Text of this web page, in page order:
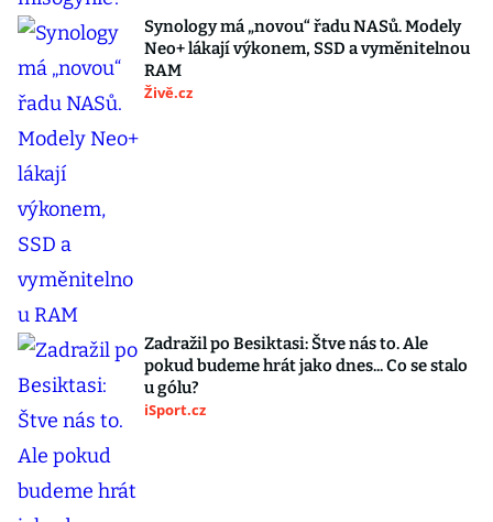
Synology má „novou“ řadu NASů. Modely
Neo+ lákají výkonem, SSD a vyměnitelnou
RAM
Živě.cz
Zadražil po Besiktasi: Štve nás to. Ale
pokud budeme hrát jako dnes... Co se stalo
u gólu?
iSport.cz